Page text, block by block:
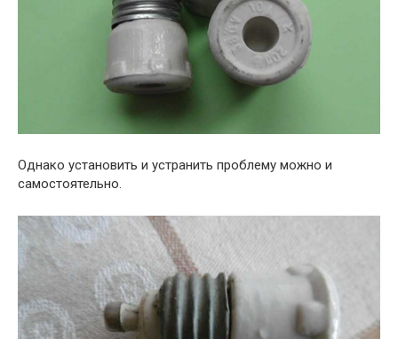
Однако установить и устранить проблему можно и
самостоятельно.